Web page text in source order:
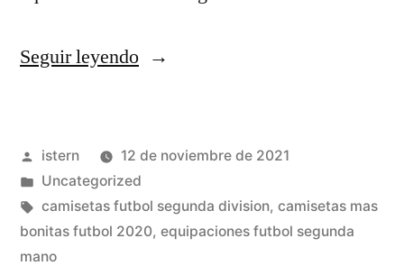
Seguir leyendo«Jornada
Off-
Topic
›
Publicado
por
istern
12 de noviembre de 2021
Publicado
en
Uncategorized
Etiquetas:
camisetas futbol segunda division, camisetas mas
bonitas futbol 2020, equipaciones futbol segunda
mano